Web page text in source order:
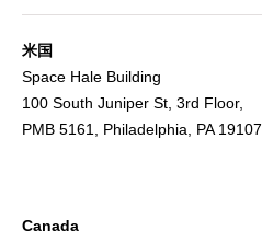
米国
Space Hale Building
100 South Juniper St, 3rd Floor,
PMB 5161, Philadelphia, PA 19107
Canada